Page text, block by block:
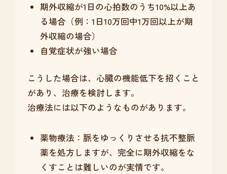
期外収縮が1日の心拍数のうち10%以上あ
る場合（例：1日10万回中1万回以上が期
外収縮の場合）
自覚症状が強い場合
こうした場合は、心臓の機能低下を招くこと
があり、治療を検討します。
治療法には以下のようなものがあります。
薬物療法：脈をゆっくりさせる抗不整脈
薬を処方しますが、完全に期外収縮をな
くすことは難しいのが実情です。